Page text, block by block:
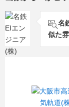
名
似た